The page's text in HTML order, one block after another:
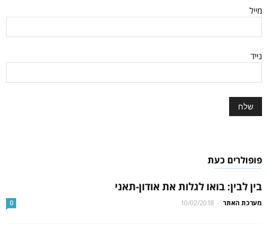
מייל
נייד
פופולרים כעת
בין לבין: בואו לגלות את אודון-תאני
מערכת האתר -
10/02/2018
0